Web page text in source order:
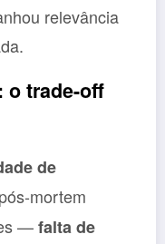
relevância
o trade-off
de
mortem
—falta de